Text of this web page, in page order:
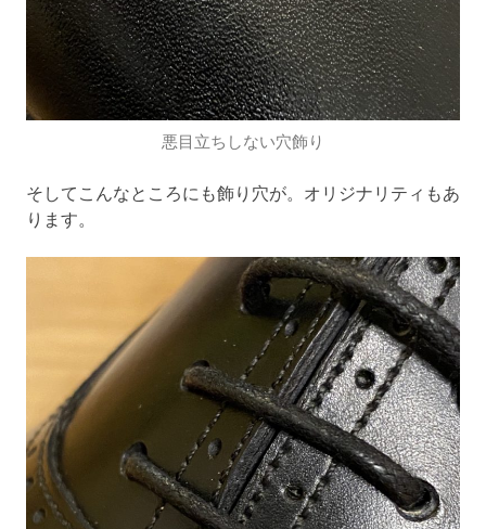
悪目立ちしない穴飾り
そしてこんなところにも飾り穴が。オリジナリティもあ
ります。